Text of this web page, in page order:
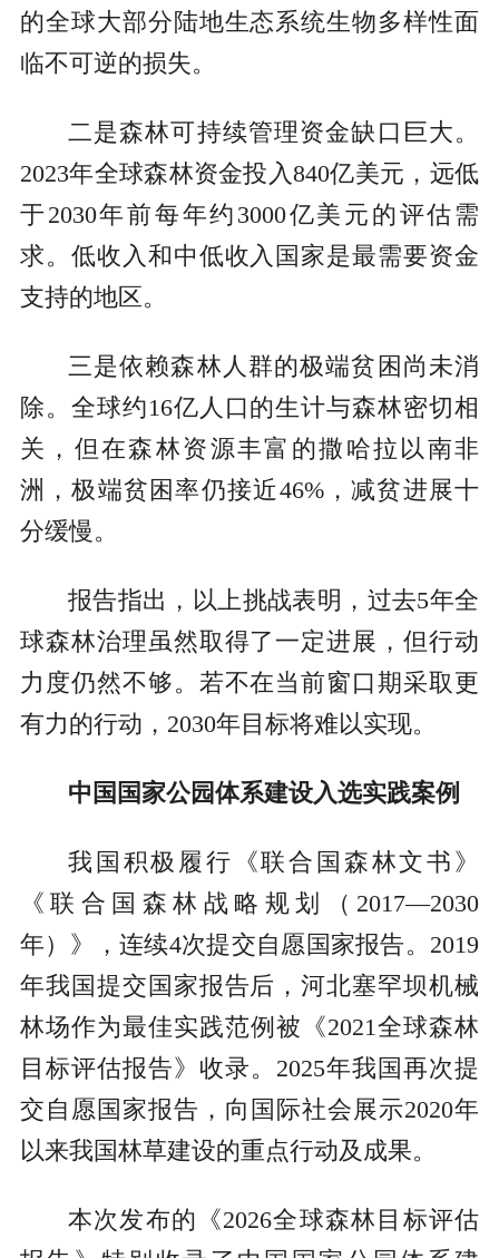
的全球大部分陆地生态系统生物多样性面
临不可逆的损失。
二是森林可持续管理资金缺口巨大。
2023年全球森林资金投入840亿美元，远低
于2030年前每年约3000亿美元的评估需
求。低收入和中低收入国家是最需要资金
支持的地区。
三是依赖森林人群的极端贫困尚未消
除。全球约16亿人口的生计与森林密切相
关，但在森林资源丰富的撒哈拉以南非
洲，极端贫困率仍接近46%，减贫进展十
分缓慢。
报告指出，以上挑战表明，过去5年全
球森林治理虽然取得了一定进展，但行动
力度仍然不够。若不在当前窗口期采取更
有力的行动，2030年目标将难以实现。
中国国家公园体系建设入选实践案例
我国积极履行《联合国森林文书》
《联合国森林战略规划（2017—2030
年）》，连续4次提交自愿国家报告。2019
年我国提交国家报告后，河北塞罕坝机械
林场作为最佳实践范例被《2021全球森林
目标评估报告》收录。2025年我国再次提
交自愿国家报告，向国际社会展示2020年
以来我国林草建设的重点行动及成果。
本次发布的《2026全球森林目标评估